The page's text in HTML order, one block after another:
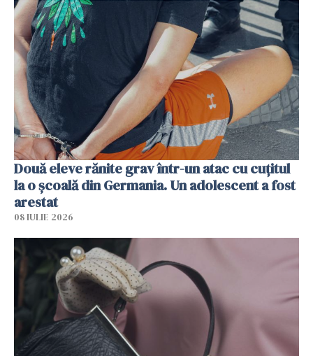
Două eleve rănite grav într-un atac cu cuțitul
la o școală din Germania. Un adolescent a fost
arestat
08 IULIE 2026